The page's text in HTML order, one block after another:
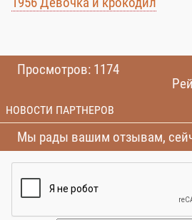
Просмотров: 1174
НОВОСТИ ПАРТНЕРОВ
Мы рады вашим отзывам,